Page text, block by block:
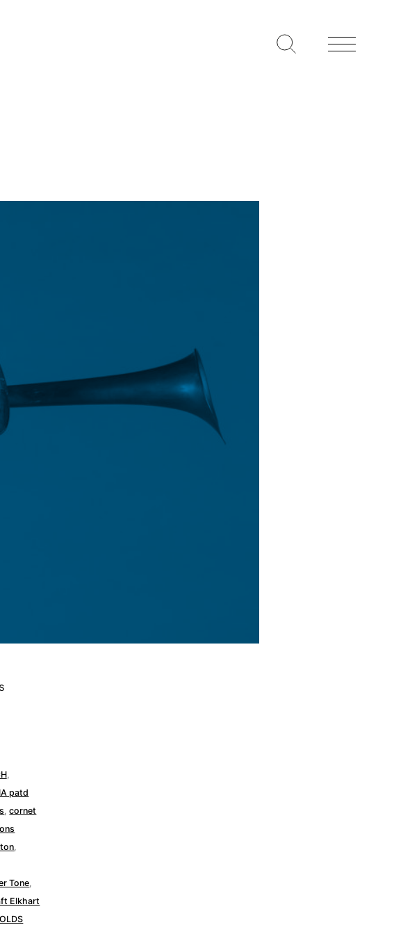
,
patd
,cornet
Tone
Elkhart
OLDS